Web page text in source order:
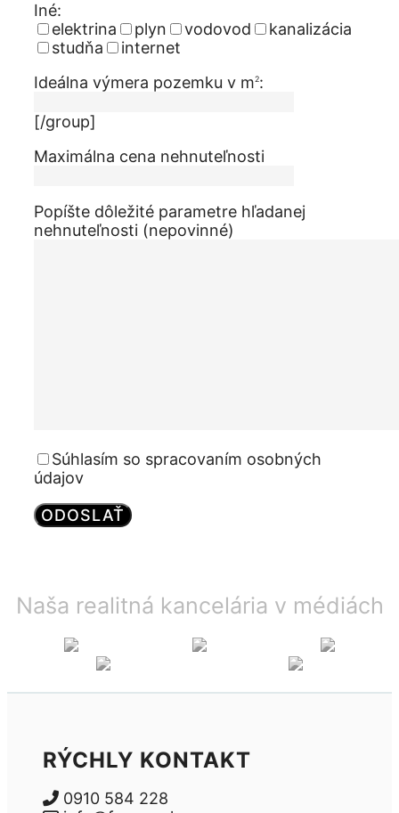
Iné:
elektrina
plyn vodovod
kanalizácia
studňa
internet
Ideálna výmera pozemku v m2:
[/group]
Maximálna cena nehnuteľnosti
Popíšte dôležité parametre hľadanej
nehnuteľnosti (nepovinné)
Súhlasím so spracovaním osobných
údajov
Naša realitná kancelária v médiách
RÝCHLY KONTAKT
0910 584 228